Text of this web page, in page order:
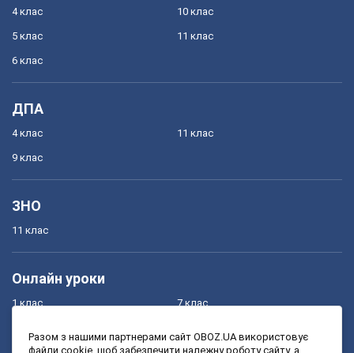
4 клас
5 клас
6 клас
10 клас
11 клас
ДПА
4 клас
9 клас
11 клас
ЗНО
11 клас
Онлайн уроки
1 клас 7 клас
Разом з нашими партнерами сайт OBOZ.UA використовує
файли cookie, щоб забезпечити належну роботу сайту, а